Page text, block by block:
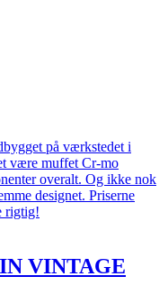
på værkstedet i
være muffet Cr-mo
overalt. Og ikke nok
designet. Priserne
rigtig!
VINTAGE